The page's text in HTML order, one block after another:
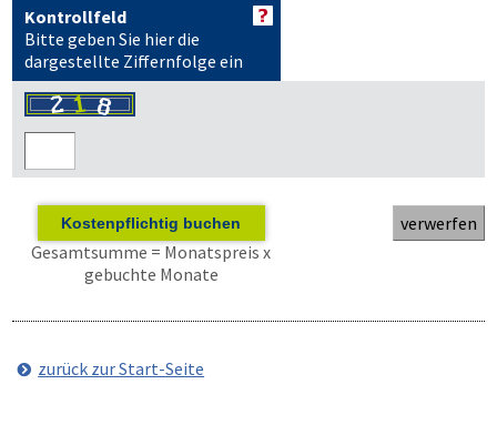
Kontrollfeld
Bitte geben Sie hier die
dargestellte Ziffernfolge ein
Kostenpflichtig buchen
Gesamtsumme = Monatspreis x
gebuchte Monate
zurück zur Start-Seite